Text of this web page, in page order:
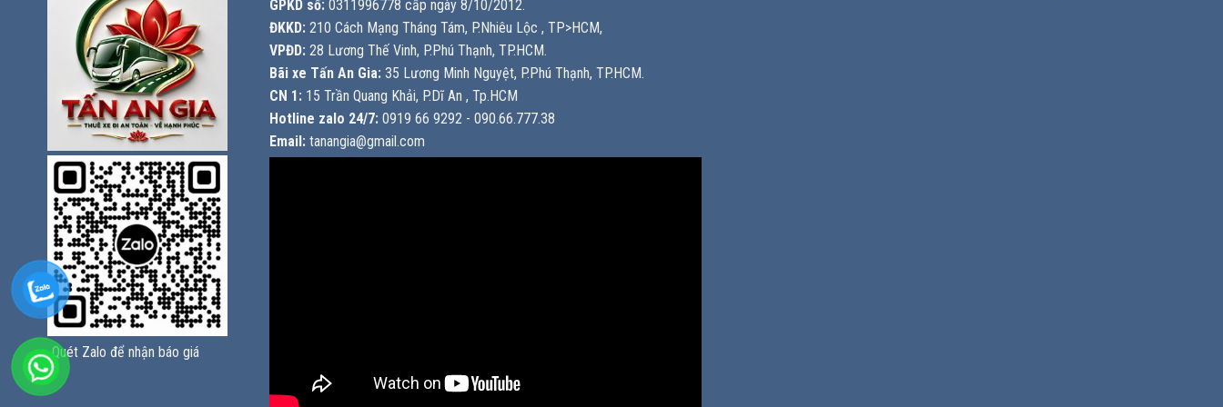
Quét Zalo để nhận báo giá
GPKD số: 0311996778 cấp ngày 8/10/2012.
ĐKKD: 210 Cách Mạng Tháng Tám, P.Nhiêu Lộc , TP>HCM,
VPĐD: 28 Lương Thế Vinh, P.Phú Thạnh, TP.HCM.
Bãi xe Tấn An Gia: 35 Lương Minh Nguyệt, P.Phú Thạnh, TP.HCM.
CN 1: 15 Trần Quang Khải, P.Dĩ An , Tp.HCM
Hotline zalo 24/7: 0919 66 9292 - 090.66.777.38
Email: tanangia@gmail.com